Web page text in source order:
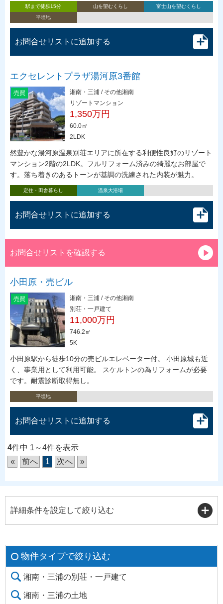
駅まで徒歩15分 山を望むくらし
富士山を望むくらし
平坦地
お問合せリストに追加する
エクセレントプラザ湯河原3番館
売買
湘南・三浦 / その他湘南
リゾートマンション
1,350万円
60.0㎡
2LDK
然豊かな湯河原温泉別荘エリアに所在する利便性良好のリゾート
マンション2階の2LDK。フルリフォーム済みの綺麗なお部屋で
す。落ち着きのあるトーンが基調の洗練された内装が魅力。
定住・田舎暮らし 温泉大浴場
お問合せリストに追加する
お問合せリストを確認する
小田原・売ビル
売買
湘南・三浦 / その他湘南
別荘・一戸建て
11,000万円
746.2㎡
5K
小田原駅から徒歩10分の売ビルエレベーター付。 小田原城も近
く、事業用として利用可能。 スケルトンの為リフォームが必要
です。耐震診断取得無し。
平坦地
お問合せリストに追加する
4件中 1～4件を表示
«
前へ 1 次へ »
詳細条件を設定して絞り込む
物件タイプで絞り込む
湘南・三浦の別荘・一戸建て
湘南・三浦の土地